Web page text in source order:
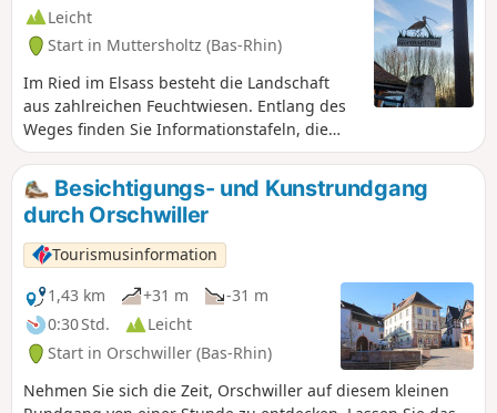
Leicht
Start in Muttersholtz (Bas-Rhin)
Im Ried im Elsass besteht die Landschaft
aus zahlreichen Feuchtwiesen. Entlang des
Weges finden Sie Informationstafeln, die
Ihnen die Geschichte des Ried
näherbringen. Der Weg ist bei Hochwasser
nicht begehbar.
Besichtigungs- und Kunstrundgang
durch Orschwiller
Tourismusinformation
1,43 km
+31 m
-31 m
0:30 Std.
Leicht
Start in Orschwiller (Bas-Rhin)
Nehmen Sie sich die Zeit, Orschwiller auf diesem kleinen